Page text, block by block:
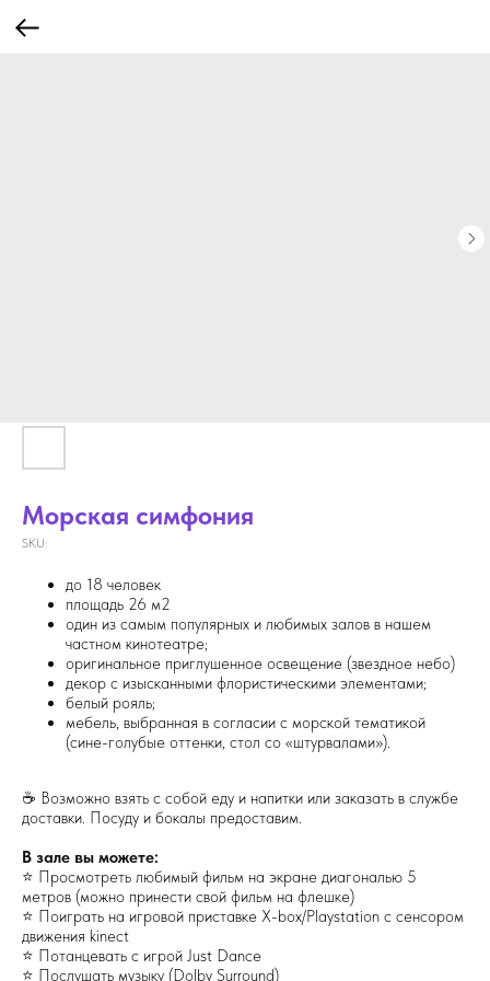
Морская симфония
SKU:
до 18 человек
площадь 26 м2
один из самым популярных и любимых залов в нашем
частном кинотеатре;
оригинальное приглушенное освещение (звездное небо)
декор с изысканными флористическими элементами;
белый рояль;
мебель, выбранная в согласии с морской тематикой
(сине-голубые оттенки, стол со «штурвалами»).
☕ Возможно взять с собой еду и напитки или заказать в службе
доставки. Посуду и бокалы предоставим.
В зале вы можете:
⭐ Просмотреть любимый фильм на экране диагональю 5
метров (можно принести свой фильм на флешке)
⭐ Поиграть на игровой приставке X-box/Playstation с сенсором
движения kinect
⭐ Потанцевать с игрой Just Dance
⭐ Послушать музыку (Dolby Surround)